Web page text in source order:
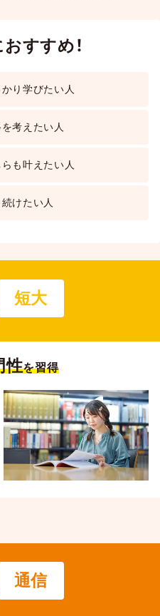
すすめ！
り学びたい人
考えたい人
も叶えたい人
けたい人
短大
性を習得
通信